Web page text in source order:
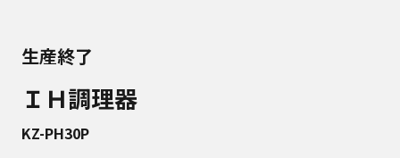
生産終了
ＩＨ調理器
KZ-PH30P